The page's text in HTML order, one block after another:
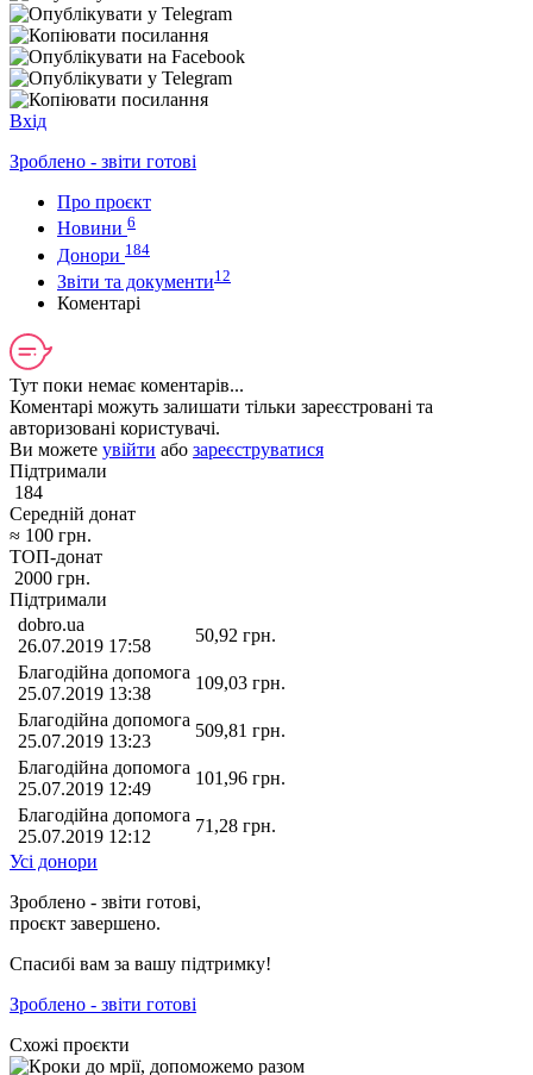
Вхід
Зроблено - звіти готові
Про проєкт
Новини 6
Донори 184
Звіти та документи12
Коментарі
Тут поки немає коментарів...
Коментарі можуть залишати тільки зареєстровані та
авторизовані користувачі.
Ви можете увійти або зареєструватися
Підтримали
184
Середній донат
≈ 100 грн.
ТОП-донат
2000 грн.
Підтримали
dobro.ua
26.07.2019 17:58
50,92 грн.
Благодійна допомога
25.07.2019 13:38
109,03 грн.
Благодійна допомога
25.07.2019 13:23
509,81 грн.
Благодійна допомога
25.07.2019 12:49
101,96 грн.
Благодійна допомога
25.07.2019 12:12
71,28 грн.
Усі донори
Зроблено - звіти готові,
проєкт завершено.
Спасибі вам за вашу підтримку!
Зроблено - звіти готові
Схожі проєкти